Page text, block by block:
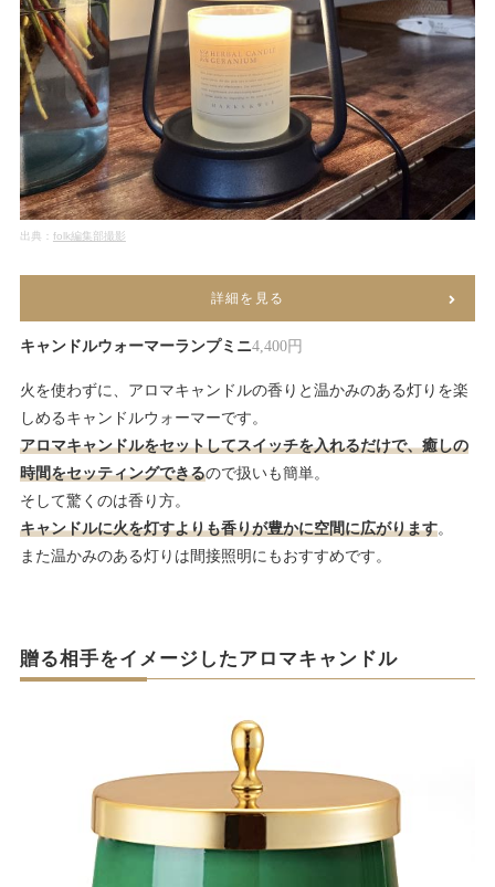
出典： folk編集部撮影
キャンドルウォーマーランプミニ4,400円
火を使わずに、アロマキャンドルの香りと温かみのある灯りを楽
しめるキャンドルウォーマーです。
アロマキャンドルをセットしてスイッチを入れるだけで、癒しの
時間をセッティングできるので扱いも簡単。
そして驚くのは香り方。
キャンドルに火を灯すよりも香りが豊かに空間に広がります。
また温かみのある灯りは間接照明にもおすすめです。
詳細を見る
贈る相手をイメージしたアロマキャンドル